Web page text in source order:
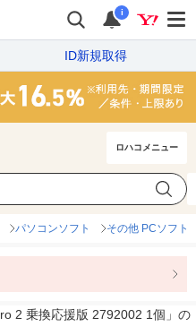
i
ID新規取得
ロハコメニュー
パソコンソフト その他 PCソフト